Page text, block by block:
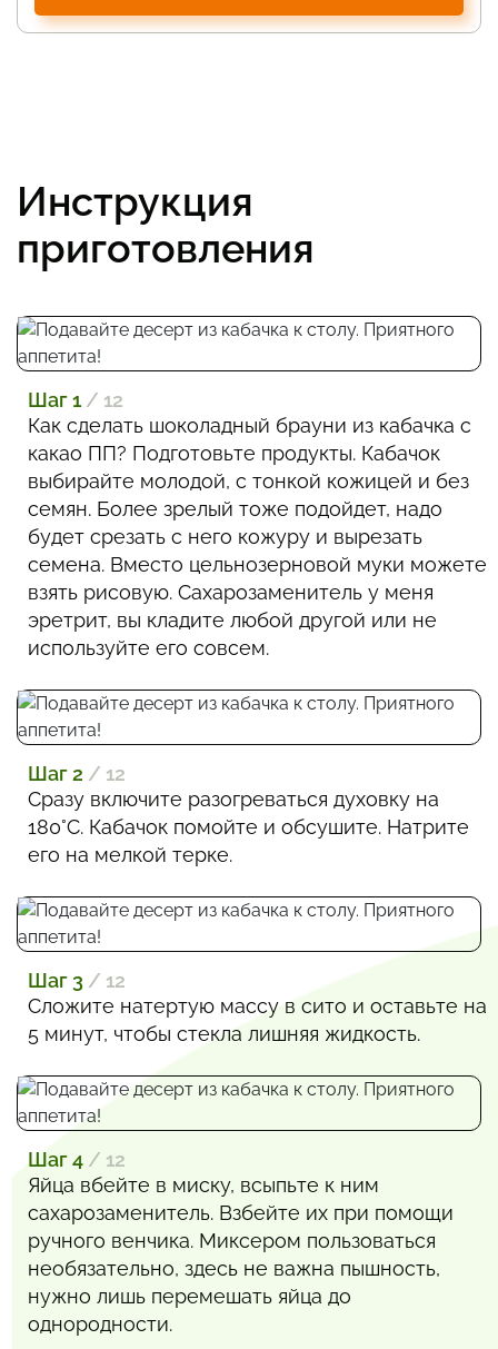
Инструкция
приготовления
Шаг 1 / 12
Как сделать шоколадный брауни из кабачка с
какао ПП? Подготовьте продукты. Кабачок
выбирайте молодой, с тонкой кожицей и без
семян. Более зрелый тоже подойдет, надо
будет срезать с него кожуру и вырезать
семена. Вместо цельнозерновой муки можете
взять рисовую. Сахарозаменитель у меня
эретрит, вы кладите любой другой или не
используйте его совсем.
Шаг 2 / 12
Сразу включите разогреваться духовку на
180°С. Кабачок помойте и обсушите. Натрите
его на мелкой терке.
Шаг 3 / 12
Сложите натертую массу в сито и оставьте на
5 минут, чтобы стекла лишняя жидкость.
Шаг 4 / 12
Яйца вбейте в миску, всыпьте к ним
сахарозаменитель. Взбейте их при помощи
ручного венчика. Миксером пользоваться
необязательно, здесь не важна пышность,
нужно лишь перемешать яйца до
однородности.